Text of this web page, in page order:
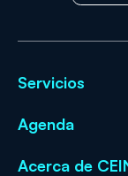
Servicios
Agenda
Acerca de